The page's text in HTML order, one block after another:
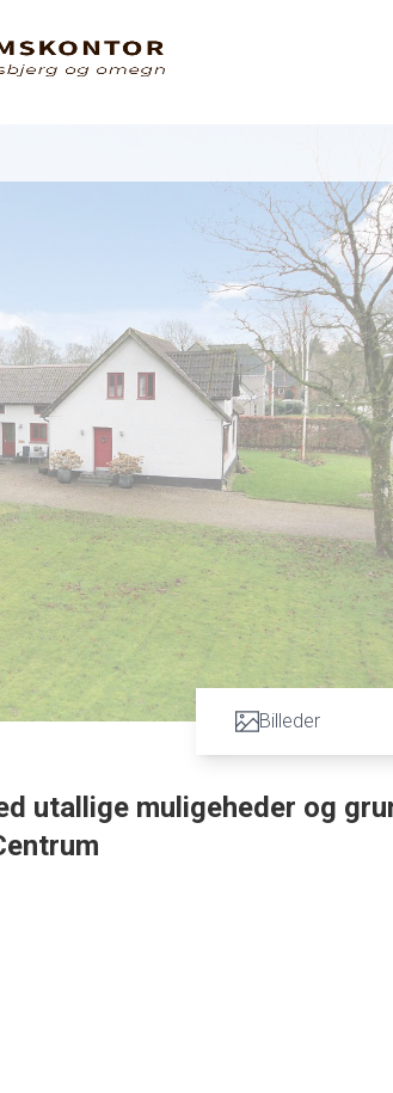
Billeder
utallige muligeheder og